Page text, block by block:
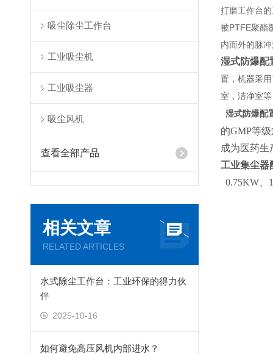
吸尘除尘工作台
工业吸尘机
工业吸尘器
吸尘风机
查看全部产品
相关文章
RELATED ARTICLES
水式除尘工作台：工业环保的得力伙
伴
2025-10-16
如何避免高压风机内部进水？
打磨工作台
被PTFE聚酯
内而外的脉
湿式防爆配
置，机器采
室，洁净室
湿式防爆配
的GMP等
成为医药生
工业集尘器
0.75KW、